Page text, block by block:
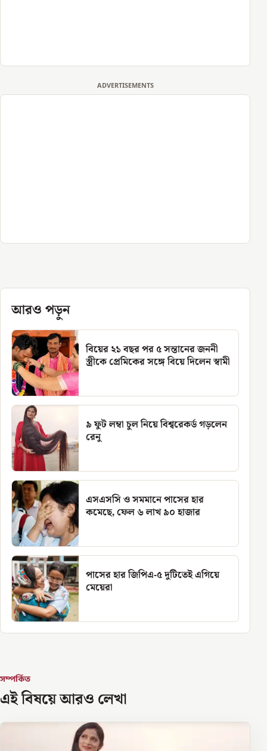
ADVERTISEMENTS
আরও পড়ুন
বিয়ের ২১ বছর পর ৫ সন্তানের জননী
স্ত্রীকে প্রেমিকের সঙ্গে বিয়ে দিলেন স্বামী
৯ ফুট লম্বা চুল নিয়ে বিশ্বরেকর্ড গড়লেন
রেনু
এসএসসি ও সমমানে পাসের হার
কমেছে, ফেল ৬ লাখ ৯০ হাজার
পাসের হার জিপিএ-৫ দুটিতেই এগিয়ে
মেয়েরা
সম্পর্কিত
এই বিষয়ে আরও লেখা